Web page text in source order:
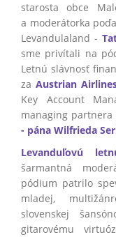
starosta obce
a moderátorka
Levandulaland -
sme privítali na
Letnú slávnosť
za Austrian
Key Account
managing
- pána Wilfrieda
Levanduľovú
šarmantná
pódium patrilo
mladej,
slovenskej
gitarovému